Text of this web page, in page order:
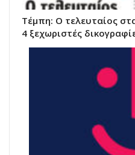
Τέμπη: Ο τελευταίος
4 ξεχωριστές